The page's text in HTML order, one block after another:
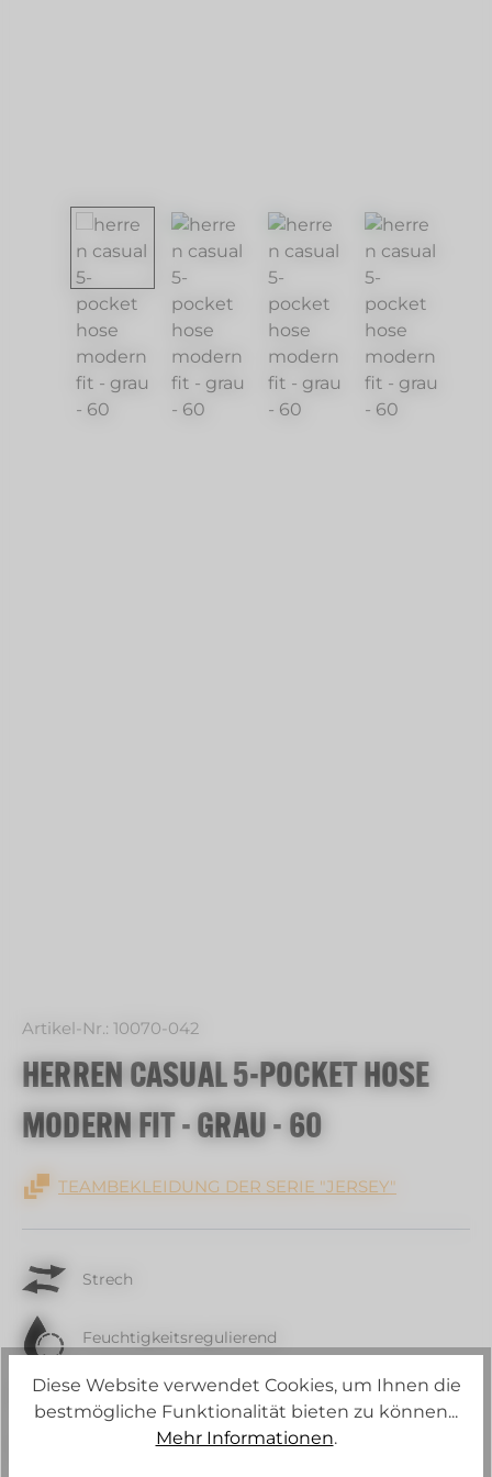
Artikel-Nr.: 10070-042
HERREN CASUAL 5-POCKET HOSE
MODERN FIT - GRAU - 60
TEAMBEKLEIDUNG DER SERIE "JERSEY"
Strech
Feuchtigkeitsregulierend
Fair-gehandelt
Diese Website verwendet Cookies, um Ihnen die
bestmögliche Funktionalität bieten zu können...
Mehr Informationen.